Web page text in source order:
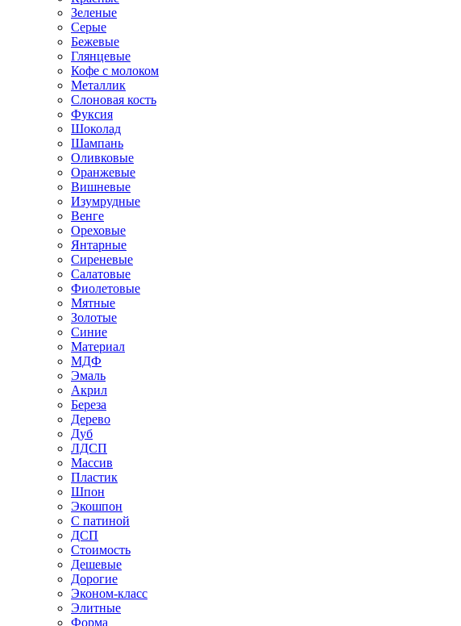
Зеленые
Серые
Бежевые
Глянцевые
Кофе с молоком
Металлик
Слоновая кость
Фуксия
Шоколад
Шампань
Оливковые
Оранжевые
Вишневые
Изумрудные
Венге
Ореховые
Янтарные
Сиреневые
Салатовые
Фиолетовые
Мятные
Золотые
Синие
Материал
МДФ
Эмаль
Акрил
Береза
Дерево
Дуб
ЛДСП
Массив
Пластик
Шпон
Экошпон
С патиной
ДСП
Стоимость
Дешевые
Дорогие
Эконом-класс
Элитные
Форма